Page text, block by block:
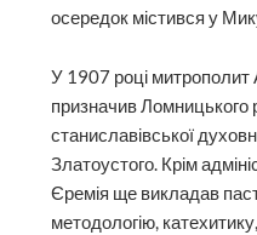
осередок містився у
У 1907 році
призначив Ломницького
станиславівської
Златоустого. Крім
Єремія ще викладав
методологію,